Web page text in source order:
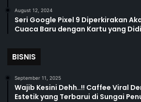
August 12, 2024
Seri Google Pixel 9 Diperkirakan
Cuaca Baru dengan Kartu yang
BISNIS
September 11, 2025
Wajib Kesini Dehh..!! Caffee Viral
Estetik yang Terbarui di Sungai